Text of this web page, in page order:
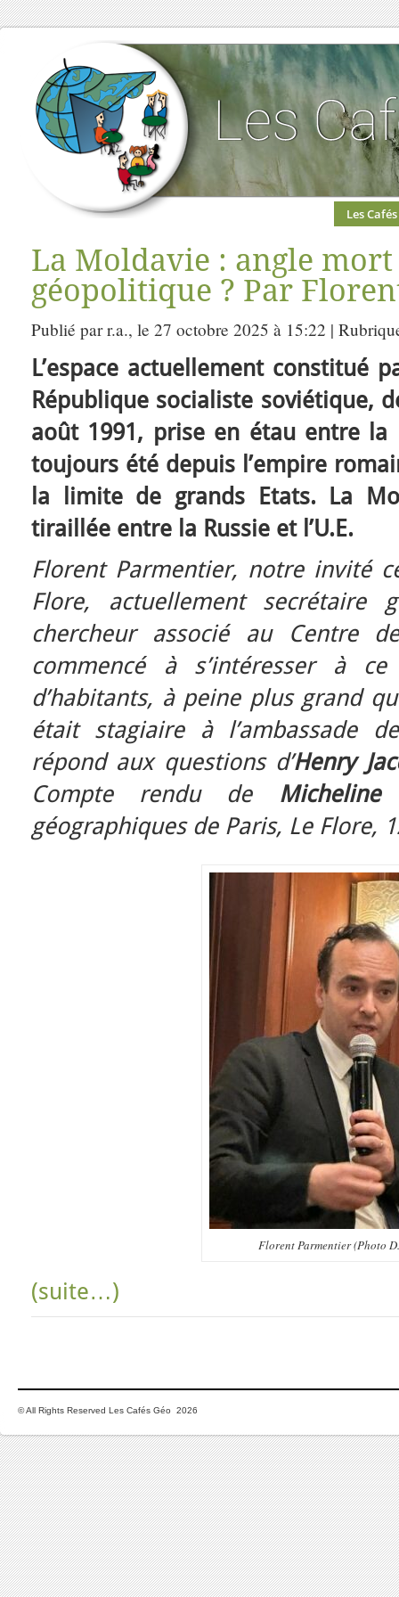
Les Cafés
La Moldavie : angle mort
géopolitique ? Par
Publié par r.a., le 27 octobre 2025 à 15:22 |
L’espace actuellement constitué
République socialiste soviétique,
août 1991, prise en étau entre la
toujours été depuis l’empire
la limite de grands Etats. La
tiraillée entre la Russie et l’U.E.
Florent Parmentier, notre invité
Flore, actuellement secrétaire
chercheur associé au Centre
commencé à s’intéresser à
d’habitants, à peine plus grand
était stagiaire à l’ambassade
répond aux questions d’Henry
Compte rendu de Micheline
géographiques de Paris, Le Flore,
Florent Parmentier (Photo
(suite…)
© All Rights Reserved Les Cafés Géo 2026